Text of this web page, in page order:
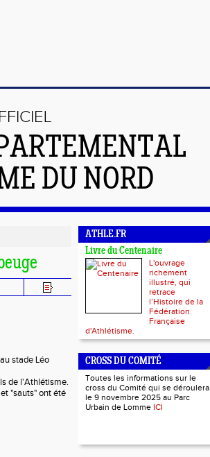
DU NORD
stade Léo
de l'Athlétisme.
"sauts" ont été
ATHLE.FR
Livre du Centenaire
L'ouvrage
richement
illustré, qui
retrace
l’Histoire de la
Fédération
Française
d'Athlétisme.
CROSS DU COMITÉ
Toutes les informations sur le
cross du Comité qui se déroulera
le 9 novembre 2025 au Parc
Urbain de Lomme ICI